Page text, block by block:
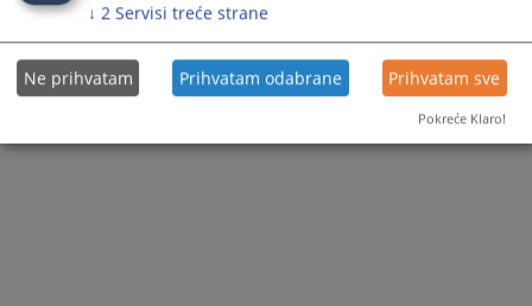
↓ 2 Servisi treće strane
Ne prihvatam Prihvatam odabrane Prihvatam sve
Pokreće Klaro!